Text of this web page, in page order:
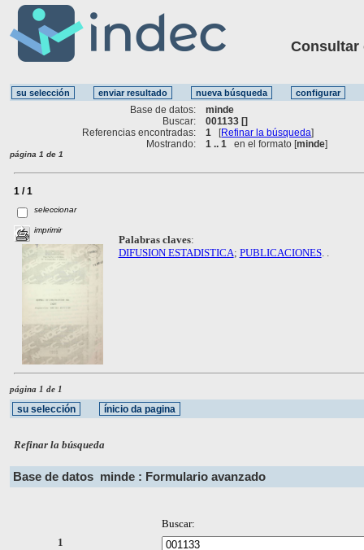
Consultar
Base de datos:
minde
Buscar:
001133 []
Referencias encontradas:
1 [Refinar la búsqueda]
Mostrando:
1 .. 1 en el formato [minde]
página 1 de 1
1 / 1
seleccionar
imprimir
Palabras claves:
DIFUSION ESTADISTICA; PUBLICACIONES. .
página 1 de 1
Refinar la búsqueda
Base de datos minde : Formulario avanzado
Buscar:
1